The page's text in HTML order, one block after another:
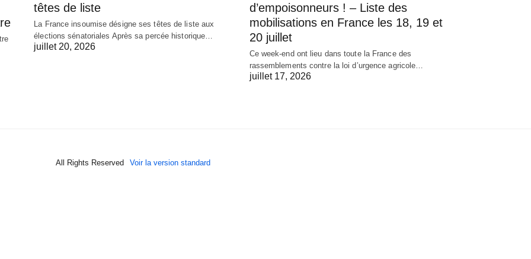
têtes de liste
La France insoumise désigne ses têtes de liste aux
élections sénatoriales Après sa percée historique…
juillet 20, 2026
d’empoisonneurs ! – Liste des
mobilisations en France les 18, 19 et
20 juillet
Ce week-end ont lieu dans toute la France des
rassemblements contre la loi d’urgence agricole…
juillet 17, 2026
All Rights Reserved Voir la version standard